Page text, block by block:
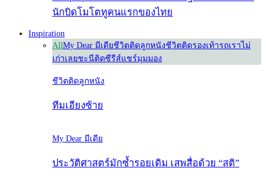
นักบิดโมโตทูคนแรกของไทย
Inspiration
AllMy Dear มีเดียชีวิตติดลูกหนังชีวิตติดรองเท้ารถเราไม่
เก่าเลยชะนีติดซีรีส์แชร์มุมมอง
ชีวิตติดลูกหนัง
ทีมเอียงซ้าย
My Dear มีเดีย
ประวัติศาสตร์มักซ้ำรอยเดิม เสพสื่อด้วย “สติ”